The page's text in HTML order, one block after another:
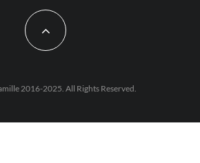
2016-2025. All Rights Reserved.